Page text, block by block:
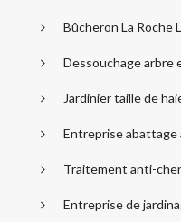
Bûcheron La Roche
Dessouchage arbre
Jardinier taille de
Entreprise abattage
Traitement anti-
Entreprise de